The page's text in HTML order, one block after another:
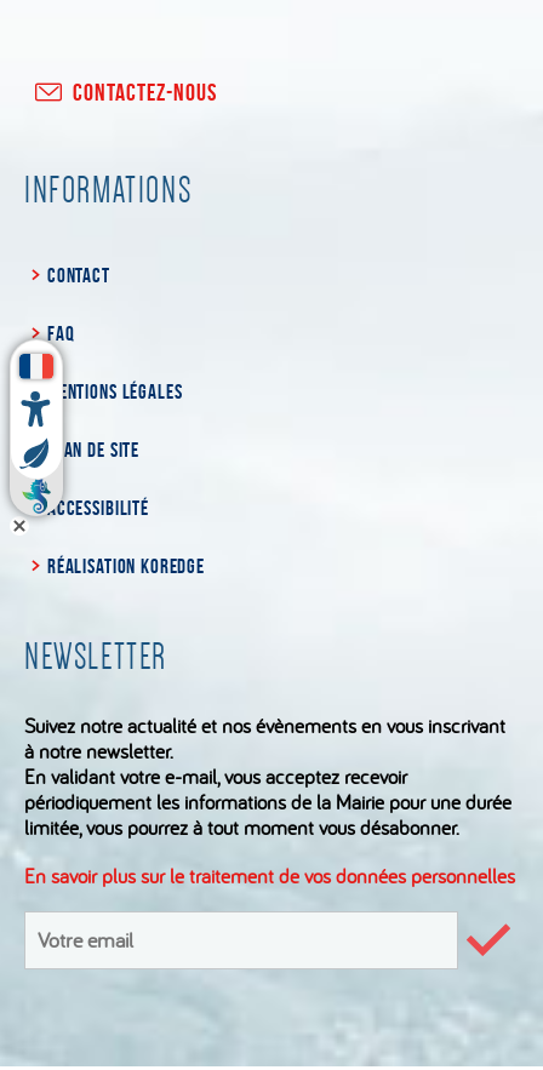
CONTACTEZ-NOUS
INFORMATIONS
CONTACT
FAQ
MENTIONS LÉGALES
PLAN DE SITE
ACCESSIBILITÉ
RÉALISATION KOREDGE
NEWSLETTER
Suivez notre actualité et nos évènements en vous inscrivant
à notre newsletter.
En validant votre e-mail, vous acceptez recevoir
périodiquement les informations de la Mairie pour une durée
limitée, vous pourrez à tout moment vous désabonner.
En savoir plus sur le traitement de vos données personnelles
la